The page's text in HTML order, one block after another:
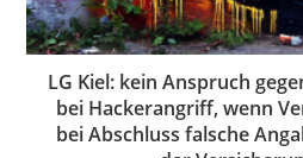
LG Kiel: kein Anspruch
bei Hackerangriff, wenn
bei Abschluss falsche